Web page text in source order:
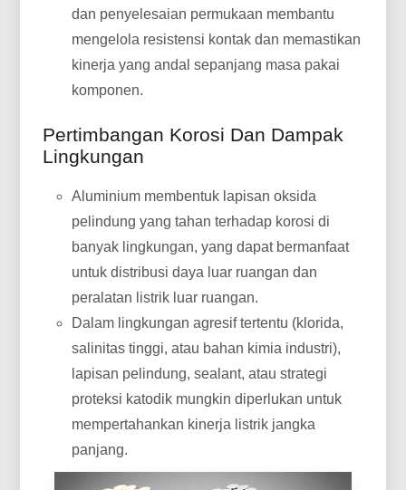
dan penyelesaian permukaan membantu
mengelola resistensi kontak dan memastikan
kinerja yang andal sepanjang masa pakai
komponen.
Pertimbangan Korosi Dan Dampak
Lingkungan
Aluminium membentuk lapisan oksida
pelindung yang tahan terhadap korosi di
banyak lingkungan, yang dapat bermanfaat
untuk distribusi daya luar ruangan dan
peralatan listrik luar ruangan.
Dalam lingkungan agresif tertentu (klorida,
salinitas tinggi, atau bahan kimia industri),
lapisan pelindung, sealant, atau strategi
proteksi katodik mungkin diperlukan untuk
mempertahankan kinerja listrik jangka
panjang.